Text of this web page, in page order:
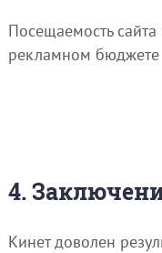
Посещаемость
рекламном бюджете
4.
Кинет доволен